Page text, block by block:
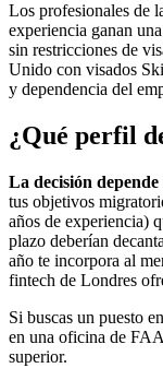
Los profesionales de
experiencia ganan
sin restricciones de
Unido con visados
y dependencia del
¿Qué perfil
La decisión
tus objetivos
años de experiencia)
plazo deberían
año te incorpora al
fintech de Londres
Si buscas un puesto
en una oficina de
superior.